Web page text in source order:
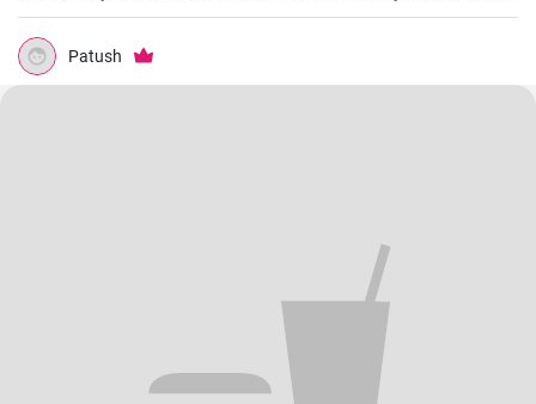
a doslova sa rozpadá.
Patush